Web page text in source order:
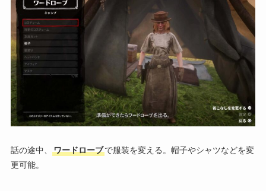
話の途中、 ワードローブで服装を変える。帽子やシャツなどを変
更可能。